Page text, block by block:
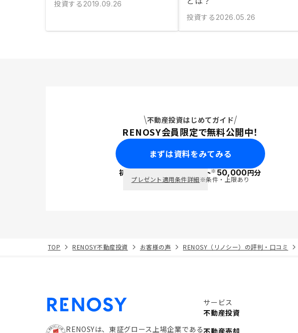
投資する 2019.09.26
投資する 2026.05.26
不動産投資はじめてガイド
RENOSY会員限定で無料公開中！
まずは資料をみてみる
初回面談で ポイント※50,000円分
プレゼント適用条件詳細※条件・上限あり
TOP RENOSY不動産投資 お客様の声 RENOSY（リノシー）の評判・口コミ
RENOSYは、東証グロース上場企業である
サービス
不動産投資
不動産売却